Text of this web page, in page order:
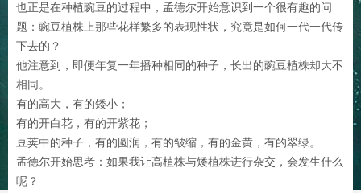
也正是在种植豌豆的过程中，孟德尔开始意识到一个很有趣的问
题：豌豆植株上那些花样繁多的表现性状，究竟是如何一代一代传
下去的？
他注意到，即便年复一年播种相同的种子，长出的豌豆植株却大不
相同。
有的高大，有的矮小；
有的开白花，有的开紫花；
豆荚中的种子，有的圆润，有的皱缩，有的金黄，有的翠绿。
孟德尔开始思考：如果我让高植株与矮植株进行杂交，会发生什么
呢？